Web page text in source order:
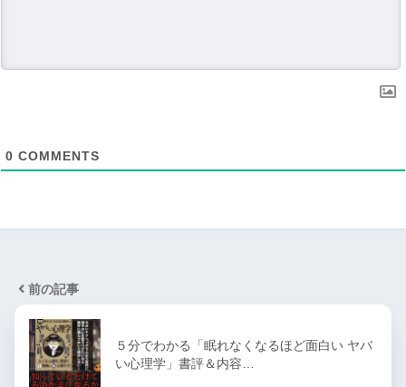
0 COMMENTS
前の記事
５分でわかる「眠れなくなるほど面白い ヤバ
い心理学」書評＆内容…